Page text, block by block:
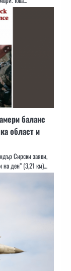
баланс
област и
Сирски заяви,
на ден” (3,21 км)…